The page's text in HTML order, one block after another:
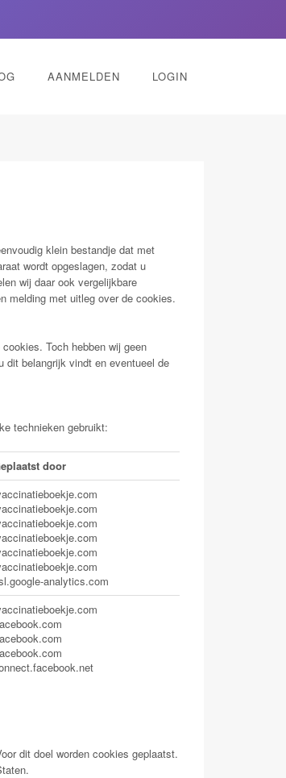
AANMELDEN LOGIN
klein bestandje dat met
wordt opgeslagen, zodat u
wij daar ook vergelijkbare
melding met uitleg over de cookies.
Toch hebben wij geen
belangrijk vindt en eventueel de
technieken gebruikt:
door
analytics.com
dit doel worden cookies geplaatst.